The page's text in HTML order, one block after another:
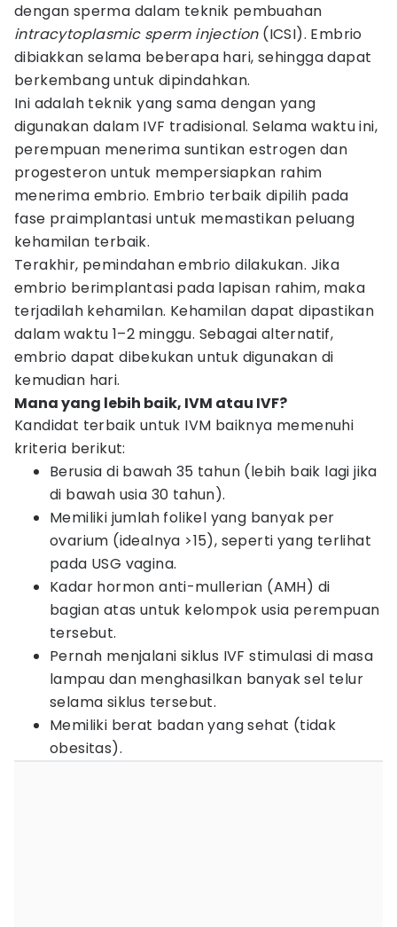
dengan sperma dalam teknik pembuahan
intracytoplasmic sperm injection(ICSI). Embrio
dibiakkan selama beberapa hari, sehingga dapat
berkembang untuk dipindahkan.
Ini adalah teknik yang sama dengan yang
digunakan dalam IVF tradisional. Selama waktu ini,
perempuan menerima suntikan estrogen dan
progesteron untuk mempersiapkan rahim
menerima embrio. Embrio terbaik dipilih pada
fase praimplantasi untuk memastikan peluang
kehamilan terbaik.
Terakhir, pemindahan embrio dilakukan. Jika
embrio berimplantasi pada lapisan rahim, maka
terjadilah kehamilan. Kehamilan dapat dipastikan
dalam waktu 1–2 minggu. Sebagai alternatif,
embrio dapat dibekukan untuk digunakan di
kemudian hari.
Mana yang lebih baik, IVM atau IVF?
Kandidat terbaik untuk IVM baiknya memenuhi
kriteria berikut:
Berusia di bawah 35 tahun (lebih baik lagi jika
di bawah usia 30 tahun).
Memiliki jumlah folikel yang banyak per
ovarium (idealnya >15), seperti yang terlihat
pada USG vagina.
Kadar hormon anti-mullerian (AMH) di
bagian atas untuk kelompok usia perempuan
tersebut.
Pernah menjalani siklus IVF stimulasi di masa
lampau dan menghasilkan banyak sel telur
selama siklus tersebut.
Memiliki berat badan yang sehat (tidak
obesitas).